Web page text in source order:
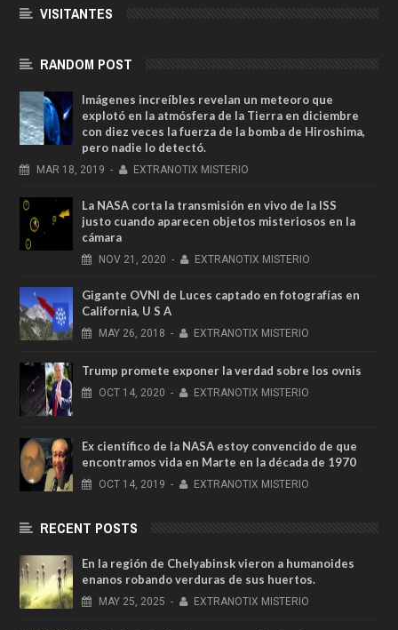
VISITANTES
RANDOM POST
Imágenes increíbles revelan un meteoro que
explotó en la atmósfera de la Tierra en diciembre
con diez veces la fuerza de la bomba de Hiroshima,
pero nadie lo detectó.
MAR 18, 2019 - EXTRANOTIX MISTERIO
La NASA corta la transmisión en vivo de la ISS
justo cuando aparecen objetos misteriosos en la
cámara
NOV 21, 2020 - EXTRANOTIX MISTERIO
Gigante OVNI de Luces captado en fotografías en
California, U S A
MAY 26, 2018 - EXTRANOTIX MISTERIO
Trump promete exponer la verdad sobre los ovnis
OCT 14, 2020 - EXTRANOTIX MISTERIO
Ex científico de la NASA estoy convencido de que
encontramos vida en Marte en la década de 1970
OCT 14, 2019 - EXTRANOTIX MISTERIO
RECENT POSTS
En la región de Chelyabinsk vieron a humanoides
enanos robando verduras de sus huertos.
MAY 25, 2025 - EXTRANOTIX MISTERIO